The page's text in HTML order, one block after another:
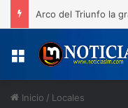
Menú
Inicio / Locales